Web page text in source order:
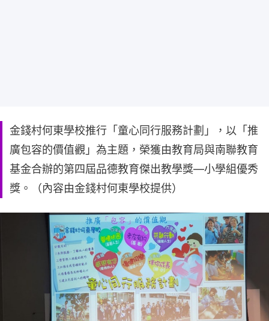
金錢村何東學校推行「童心同行服務計劃」，以「推
廣包容的價值觀」為主題，榮獲由教育局與南聯教育
基金合辦的第四屆品德教育傑出教學獎—小學組優秀
獎。（內容由金錢村何東學校提供）